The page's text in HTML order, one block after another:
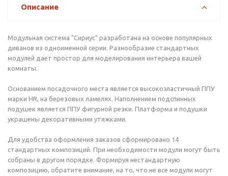
Описание
Модульная система "Сириус" разработана на основе популярных
диванов из одноименной серии. Разнообразие стандартных
модулей дает простор для моделирования интерьера вашей
комнаты.
Основанием посадочного места является высокоэластичный ППУ
марки HR, на березовых ламелях. Наполнением подспинных
подушек является ППУ фигурной резки. Платформа и подушки
украшены декоративными утяжками.
Для удобства оформления заказов сформировано 14
стандартных композиций. При необходимости модули могут быть
собраны в другом порядке. Формируя нестандартную
композицию, обратите внимание, на то, что не все модули могут